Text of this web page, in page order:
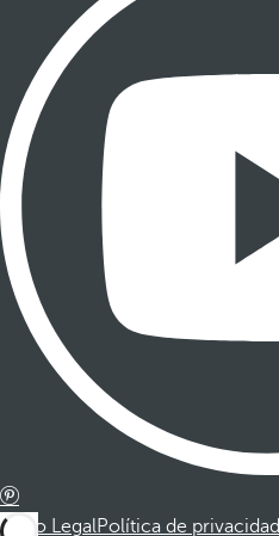
Aviso LegalPolítica de privacidad